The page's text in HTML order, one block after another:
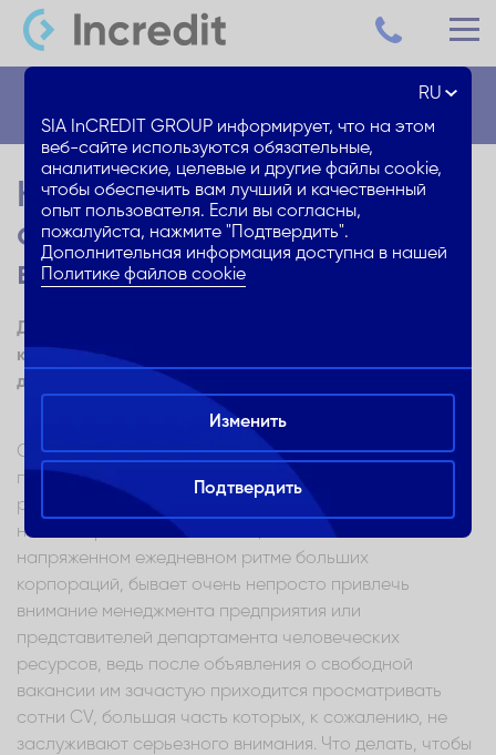
Как написать CV, которое
обязательно завоюет
внимание
Для тех, кто ищет работу: 10 советов, как написать
качественное CV, которое не отправится прямиком в
долгий ящик
CV – это Твоя визитная карточка, которая может
помочь в процессе поиска работы или, наоборот,
разрушить шансы на получение желаемой позиции. В
нашей стремительной жизни, а в особенности – в
напряженном ежедневном ритме больших
корпораций, бывает очень непросто привлечь
внимание менеджмента предприятия или
представителей департамента человеческих
ресурсов, ведь после объявления о свободной
вакансии им зачастую приходится просматривать
сотни CV, большая часть которых, к сожалению, не
заслуживают серьезного внимания. Что делать, чтобы
RU
SIA InCREDIT GROUP информирует, что на этом
веб-сайте используются обязательные,
аналитические, целевые и другие файлы cookie,
чтобы обеспечить вам лучший и качественный
опыт пользователя. Если вы согласны,
пожалуйста, нажмите "Подтвердить".
Дополнительная информация доступна в нашей
Политике файлов cookie
Изменить
Подтвердить